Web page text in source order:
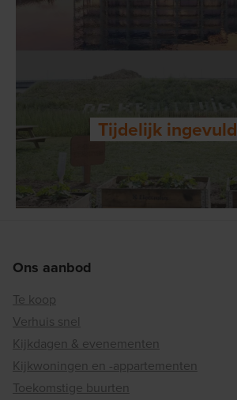
Tijdelijk ingevuld
Ons aanbod
Te koop
Verhuis snel
Kijkdagen & evenementen
Kijkwoningen en -appartementen
Toekomstige buurten